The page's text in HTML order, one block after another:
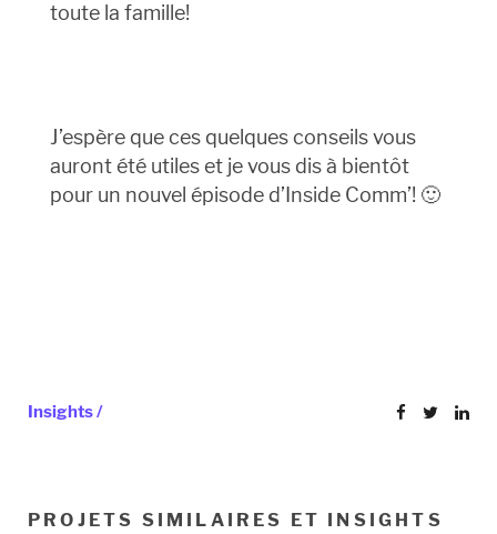
toute la famille!
J’espère que ces quelques conseils vous
auront été utiles et je vous dis à bientôt
pour un nouvel épisode d’Inside Comm’! 🙂
Insights /
PROJETS SIMILAIRES ET INSIGHTS